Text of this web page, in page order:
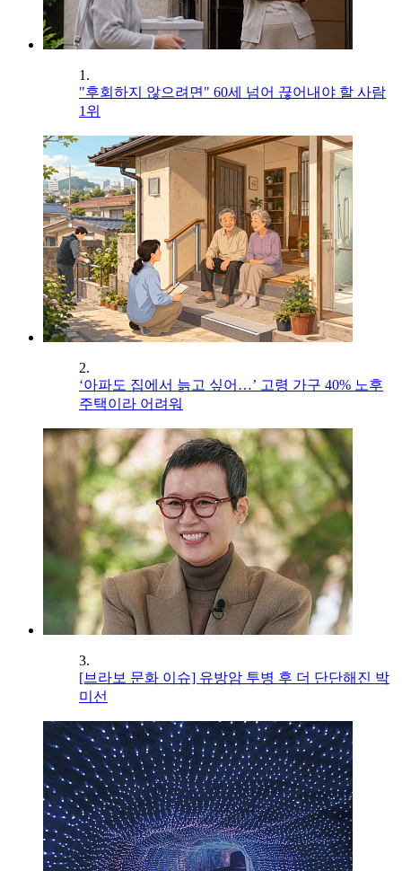
1.
"후회하지 않으려면" 60세 넘어 끊어내야 할 사람
1위
2.
‘아파도 집에서 늙고 싶어…’ 고령 가구 40% 노후
주택이라 어려워
3.
[브라보 문화 이슈] 유방암 투병 후 더 단단해진 박
미선